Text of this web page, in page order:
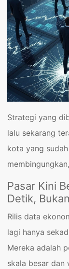
Strategi yang
lalu sekarang
kota yang
Pasar Kini
Detik,
Rilis data
lagi hanya
Mereka adalah
skala besar dan